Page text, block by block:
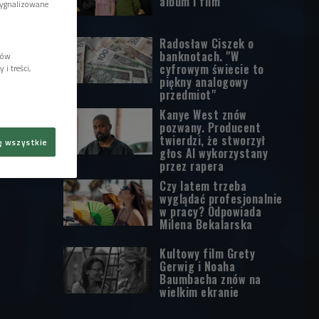
Radosław Ciszek o
banknotach. "W
cyfrowym świecie to
piękny analogowy
przedmiot"
Kanye West znów
pozwany. Producent
twierdzi, że stworzył
głos AI wykorzystany
przez rapera
Czy latem trzeba
wyglądać profesjonalnie
w pracy? Odpowiada
Milena Bekalarska
Kultowy film Grety
Gerwig i Noaha
Baumbacha znów na
wielkim ekranie
i treści,
wszystkie